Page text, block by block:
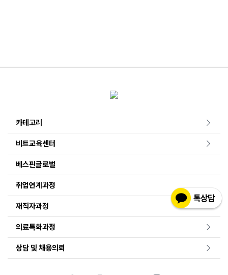
카테고리
비트교육센터
베스핀글로벌
취업연계과정
재직자과정
의료특화과정
상담 및 채용의뢰